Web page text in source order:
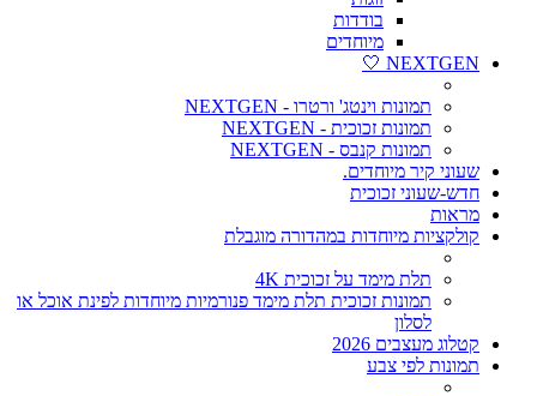
בודדות
מיוחדים
NEXTGEN 🤍
תמונות וינטג' ורטרו - NEXTGEN
תמונות זכוכית - NEXTGEN
תמונות קנבס - NEXTGEN
שעוני קיר מיוחדים.
חדש-שעוני זכוכית
מראות
קולקציות מיוחדות במהדורה מוגבלת
תלת מימד על זכוכית 4K
תמונות זכוכית תלת מימד פנורמיות מיוחדות לפינת אוכל או
לסלון
קטלוג מעצבים 2026
תמונות לפי צבע